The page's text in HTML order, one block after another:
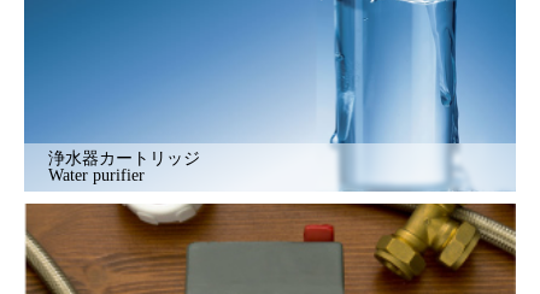
浄水器カートリッジ
Water purifier